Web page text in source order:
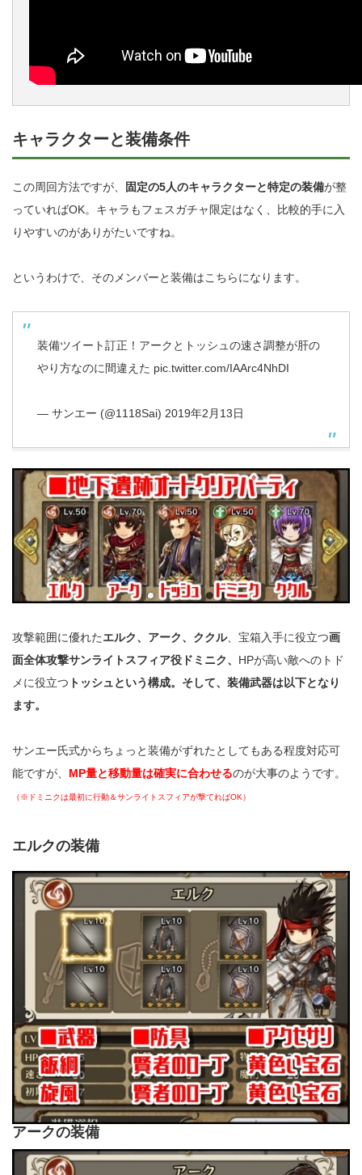
キャラクターと装備条件
この周回方法ですが、 固定の5人のキャラクターと特定の装備が整
っていればOK。キャラもフェスガチャ限定はなく、比較的手に入
りやすいのがありがたいですね。
というわけで、そのメンバーと装備はこちらになります。
装備ツイート訂正！アークとトッシュの速さ調整が肝の
やり方なのに間違えた pic.twitter.com/IAArc4NhDI
— サンエー (@1118Sai) 2019年2月13日
攻撃範囲に優れたエルク、アーク、ククル、宝箱入手に役立つ画
面全体攻撃サンライトスフィア役ドミニク、 HPが高い敵へのトド
メに役立つ トッシュという構成。そして、装備武器は以下となり
ます。
サンエー氏式からちょっと装備がずれたとしてもある程度対応可
能ですが、 MP量と移動量は確実に合わせるのが大事のようです。
（※ドミニクは最初に行動＆サンライトスフィアが撃てればOK）
エルクの装備
アークの装備